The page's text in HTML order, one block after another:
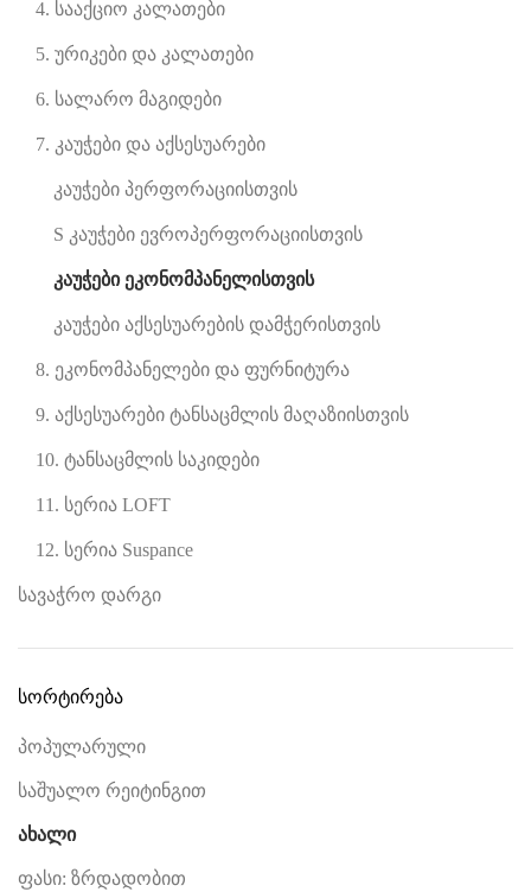
4. სააქციო კალათები
5. ურიკები და კალათები
6. სალარო მაგიდები
7. კაუჭები და აქსესუარები
კაუჭები პერფორაციისთვის
S კაუჭები ევროპერფორაციისთვის
კაუჭები ეკონომპანელისთვის
კაუჭები აქსესუარების დამჭერისთვის
8. ეკონომპანელები და ფურნიტურა
9. აქსესუარები ტანსაცმლის მაღაზიისთვის
10. ტანსაცმლის საკიდები
11. სერია LOFT
12. სერია Suspance
სავაჭრო დარგი
სორტირება
პოპულარული
საშუალო რეიტინგით
ახალი
ფასი: ზრდადობით